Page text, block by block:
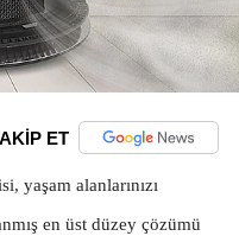
ET
yaşam alanlarınızı
en üst düzey çözümü